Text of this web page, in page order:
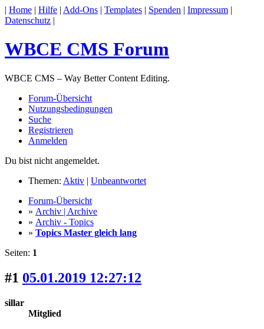
| Home | Hilfe | Add-Ons | Templates | Spenden | Impressum |
Datenschutz |
WBCE CMS Forum
WBCE CMS – Way Better Content Editing.
Forum-Übersicht
Nutzungsbedingungen
Suche
Registrieren
Anmelden
Du bist nicht angemeldet.
Themen: Aktiv | Unbeantwortet
Forum-Übersicht
» Archiv | Archive
» Archiv - Topics
» Topics Master gleich lang
Seiten: 1
#1 05.01.2019 12:27:12
sillar
Mitglied